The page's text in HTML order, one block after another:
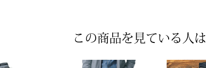
この商品を見ている人は